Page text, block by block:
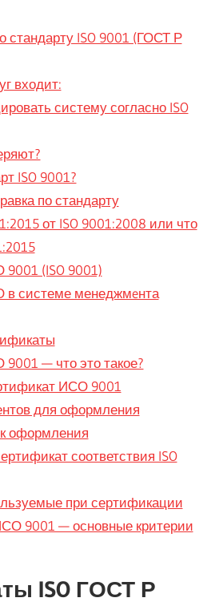
стандарту ISO 9001 (ГОСТ Р
входит:
систему согласно ISO
ISO 9001?
по стандарту
от ISO 9001:2008 или что
(ISO 9001)
системе менеджмeнта
— что это такое?
ИСО 9001
для оформления
оформления
соответствия ISO
при сертификации
9001 — основные критерии
ISO ГОСТ Р